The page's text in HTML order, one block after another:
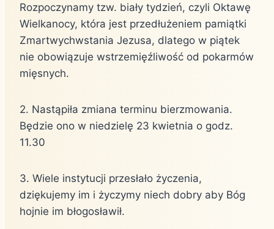
Rozpoczynamy tzw. biały tydzień, czyli Oktawę
Wielkanocy, która jest przedłużeniem pamiątki
Zmartwychwstania Jezusa, dlatego w piątek
nie obowiązuje wstrzemięźliwość od pokarmów
mięsnych.
2. Nastąpiła zmiana terminu bierzmowania.
Będzie ono w niedzielę 23 kwietnia o godz.
11.30
3. Wiele instytucji przesłało życzenia,
dziękujemy im i życzymy niech dobry aby Bóg
hojnie im błogosławił.